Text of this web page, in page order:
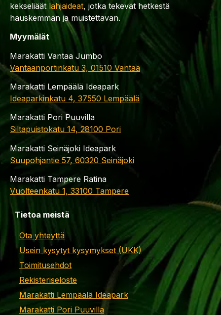
kekseliäät lahjaideat, jotka tekevät hetkestä
hauskemman ja muistettavan.
Myymälät
Marakatti Vantaa Jumbo
Vantaanportinkatu 3, 01510 Vantaa
Marakatti Lempäälä Ideapark
Ideaparkinkatu 4, 37550 Lempäälä
Marakatti Pori Puuvilla
Siltapuistokatu 14, 28100 Pori
Marakatti Seinäjoki Ideapark
Suupohjantie 57, 60320 Seinäjoki
Marakatti Tampere Ratina
Vuolteenkatu 1, 33100 Tampere
Tietoa meistä
Ota yhteyttä
Usein kysytyt kysymykset (UKK)
Toimitusehdot
Rekisteriseloste
Marakatti Lempäälä Ideapark
Marakatti Pori Puuvilla